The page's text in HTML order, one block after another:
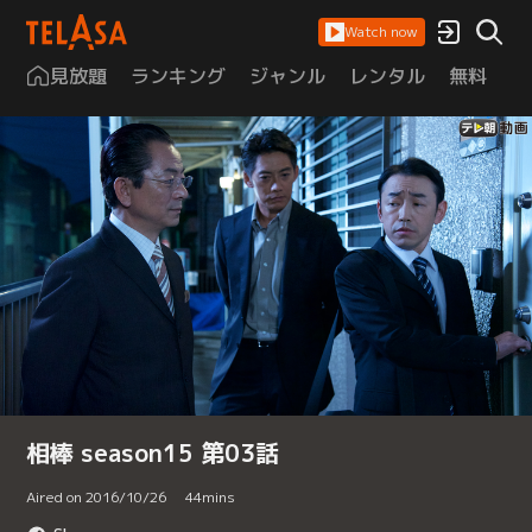
Watch now
見放題 ランキング ジャンル レンタル 無料
相棒 season15 第03話
Aired on 2016/10/26 44mins